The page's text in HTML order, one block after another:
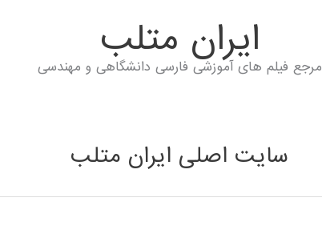
ايران متلب
مرجع فیلم های آموزشی فارسی دانشگاهی و مهندسی
سایت اصلی ایران متلب